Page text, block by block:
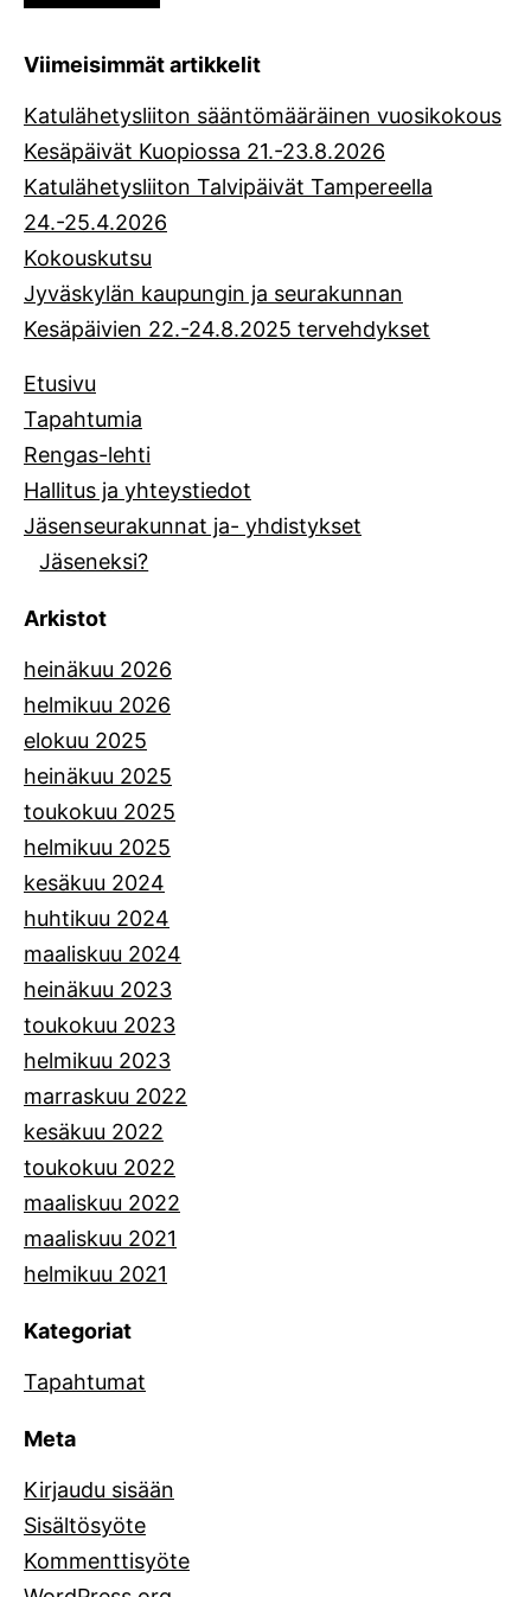
Viimeisimmät artikkelit
Katulähetysliiton sääntömääräinen vuosikokous
Kesäpäivät Kuopiossa 21.-23.8.2026
Katulähetysliiton Talvipäivät Tampereella
24.-25.4.2026
Kokouskutsu
Jyväskylän kaupungin ja seurakunnan
Kesäpäivien 22.-24.8.2025 tervehdykset
Etusivu
Tapahtumia
Rengas-lehti
Hallitus ja yhteystiedot
Jäsenseurakunnat ja- yhdistykset
Jäseneksi?
Arkistot
heinäkuu 2026
helmikuu 2026
elokuu 2025
heinäkuu 2025
toukokuu 2025
helmikuu 2025
kesäkuu 2024
huhtikuu 2024
maaliskuu 2024
heinäkuu 2023
toukokuu 2023
helmikuu 2023
marraskuu 2022
kesäkuu 2022
toukokuu 2022
maaliskuu 2022
maaliskuu 2021
helmikuu 2021
Kategoriat
Tapahtumat
Meta
Kirjaudu sisään
Sisältösyöte
Kommenttisyöte